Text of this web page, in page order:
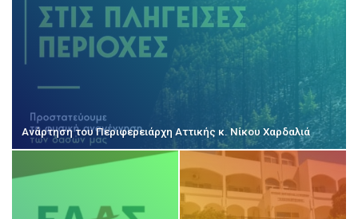
Ανάρτηση του Περιφερειάρχη Αττικής κ. Νίκου Χαρδαλιά